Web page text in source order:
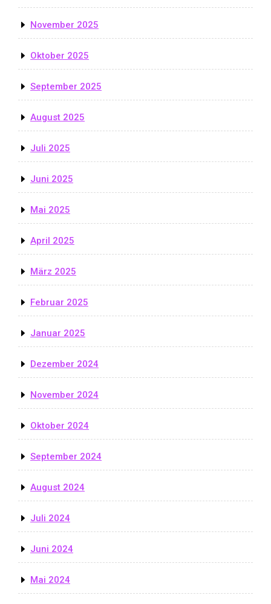
November 2025
Oktober 2025
September 2025
August 2025
Juli 2025
Juni 2025
Mai 2025
April 2025
März 2025
Februar 2025
Januar 2025
Dezember 2024
November 2024
Oktober 2024
September 2024
August 2024
Juli 2024
Juni 2024
Mai 2024